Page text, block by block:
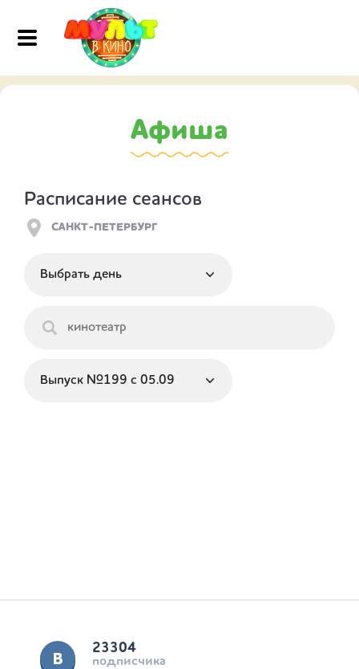
Афиша
Расписание сеансов
23304
подписчика